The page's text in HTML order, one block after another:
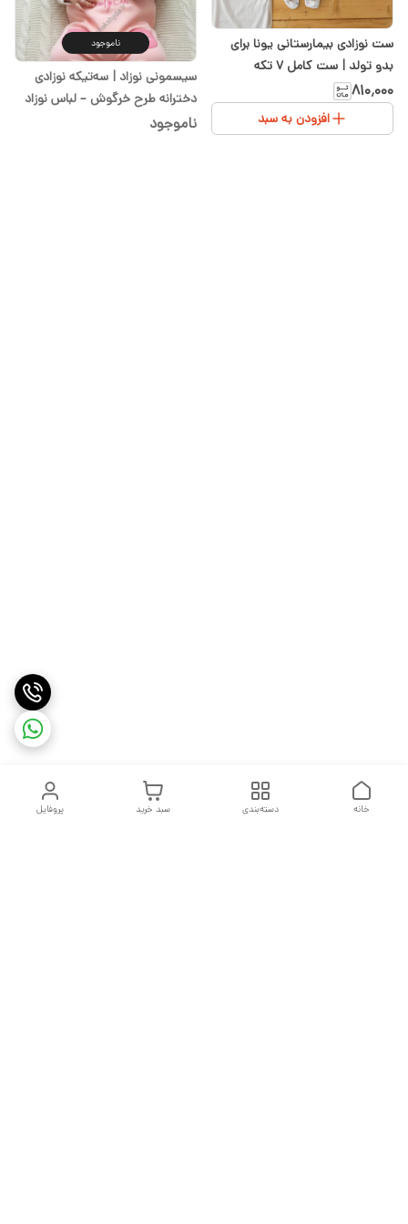
ست نوزادی بیمارستانی یونا برای
بدو تولد | ست کامل 7 تکه
سیسمونی شیدا
۸۱۰٬۰۰۰
افزودن به سبد
ناموجود
سیسمونی نوزاد | سه‌تیکه نوزادی
دخترانه طرح خرگوش – لباس نوزاد
با جنس پنبه‌ای نرم سایز ۱ تا ۳
ناموجود
پروفایل سبد خرید دسته‌بندی خانه